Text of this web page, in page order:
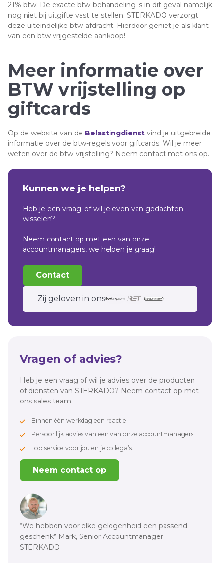
21% btw. De exacte btw-behandeling is in dit geval namelijk
nog niet bij uitgifte vast te stellen. STERKADO verzorgt
deze uiteindelijke btw-afdracht. Hierdoor geniet je als klant
van een btw vrijgestelde aankoop!
Meer informatie over
BTW vrijstelling op
giftcards
Op de website van de Belastingdienst vind je uitgebreide
informatie over de btw-regels voor giftcards. Wil je meer
weten over de btw-vrijstelling? Neem contact met ons op.
Kunnen we je helpen?
Heb je een vraag, of wil je even van gedachten
wisselen?
Neem contact op met een van onze
accountmanagers, we helpen je graag!
Contact
Zij geloven in ons
Vragen of advies?
Heb je een vraag of wil je advies over de producten
of diensten van STERKADO? Neem contact op met
ons sales team.
Binnen één werkdag een reactie.
Persoonlijk advies van een van onze accountmanagers.
Top service voor jou en je collega’s.
Neem contact op
“We hebben voor elke gelegenheid een passend
geschenk” Mark, Senior Accountmanager
STERKADO